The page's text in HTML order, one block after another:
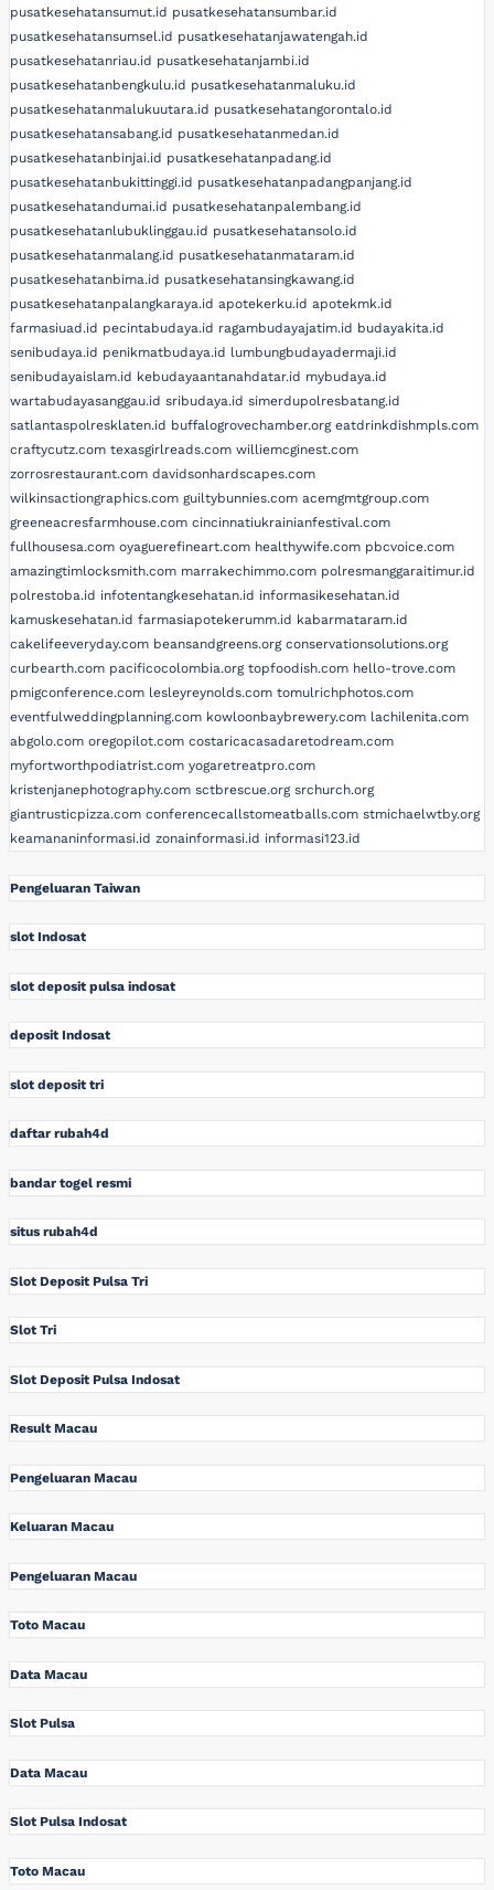
pusatkesehatansumut.id pusatkesehatansumbar.id
pusatkesehatansumsel.id pusatkesehatanjawatengah.id
pusatkesehatanriau.id pusatkesehatanjambi.id
pusatkesehatanbengkulu.id pusatkesehatanmaluku.id
pusatkesehatanmalukuutara.id pusatkesehatangorontalo.id
pusatkesehatansabang.id pusatkesehatanmedan.id
pusatkesehatanbinjai.id pusatkesehatanpadang.id
pusatkesehatanbukittinggi.id pusatkesehatanpadangpanjang.id
pusatkesehatandumai.id pusatkesehatanpalembang.id
pusatkesehatanlubuklinggau.id pusatkesehatansolo.id
pusatkesehatanmalang.id pusatkesehatanmataram.id
pusatkesehatanbima.id pusatkesehatansingkawang.id
pusatkesehatanpalangkaraya.id apotekerku.id apotekmk.id
farmasiuad.id pecintabudaya.id ragambudayajatim.id budayakita.id
senibudaya.id penikmatbudaya.id lumbungbudayadermaji.id
senibudayaislam.id kebudayaantanahdatar.id mybudaya.id
wartabudayasanggau.id sribudaya.id simerdupolresbatang.id
satlantaspolresklaten.id buffalogrovechamber.org eatdrinkdishmpls.com
craftycutz.com texasgirlreads.com williemcginest.com
zorrosrestaurant.com davidsonhardscapes.com
wilkinsactiongraphics.com guiltybunnies.com acemgmtgroup.com
greeneacresfarmhouse.com cincinnatiukrainianfestival.com
fullhousesa.com oyaguerefineart.com healthywife.com pbcvoice.com
amazingtimlocksmith.com marrakechimmo.com polresmanggaraitimur.id
polrestoba.id infotentangkesehatan.id informasikesehatan.id
kamuskesehatan.id farmasiapotekerumm.id kabarmataram.id
cakelifeeveryday.com beansandgreens.org conservationsolutions.org
curbearth.com pacificocolombia.org topfoodish.com hello-trove.com
pmigconference.com lesleyreynolds.com tomulrichphotos.com
eventfulweddingplanning.com kowloonbaybrewery.com lachilenita.com
abgolo.com oregopilot.com costaricacasadaretodream.com
myfortworthpodiatrist.com yogaretreatpro.com
kristenjanephotography.com sctbrescue.org srchurch.org
giantrusticpizza.com conferencecallstomeatballs.com stmichaelwtby.org
keamananinformasi.id zonainformasi.id informasi123.id
Pengeluaran Taiwan
slot Indosat
slot deposit pulsa indosat
deposit Indosat
slot deposit tri
daftar rubah4d
bandar togel resmi
situs rubah4d
Slot Deposit Pulsa Tri
Slot Tri
Slot Deposit Pulsa Indosat
Result Macau
Pengeluaran Macau
Keluaran Macau
Pengeluaran Macau
Toto Macau
Data Macau
Slot Pulsa
Data Macau
Slot Pulsa Indosat
Toto Macau